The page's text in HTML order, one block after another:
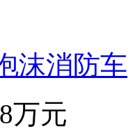
沫消防车
万元